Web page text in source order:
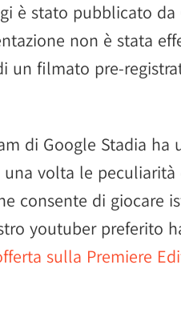
è stato pubblicato da
non è stata
un filmato pre-
di Google Stadia ha
volta le peculiarità
consente di giocare
youtuber preferito
sulla Premiere